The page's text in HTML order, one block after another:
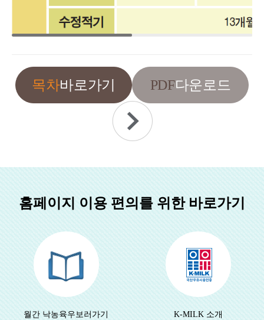
목차바로가기 PDF다운로드
홈페이지 이용 편의를 위한 바로가기
월간 낙농육우보러가기 K-MILK 소개